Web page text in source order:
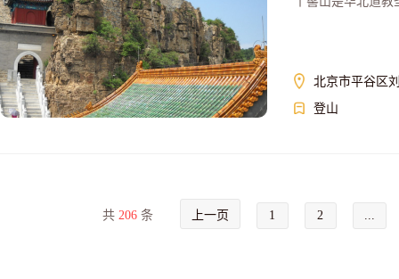
北京市平谷区
登山
共 206条 上一页 1 2 ...